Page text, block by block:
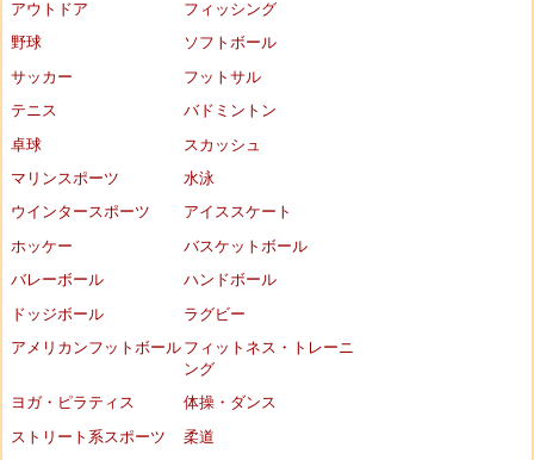
アウトドア
フィッシング
野球
ソフトボール
サッカー
フットサル
テニス
バドミントン
卓球
スカッシュ
マリンスポーツ
水泳
ウインタースポーツ
アイススケート
ホッケー
バスケットボール
バレーボール
ハンドボール
ドッジボール
ラグビー
アメリカンフットボール フィットネス・トレーニ
ング
ヨガ・ピラティス
体操・ダンス
ストリート系スポーツ
柔道